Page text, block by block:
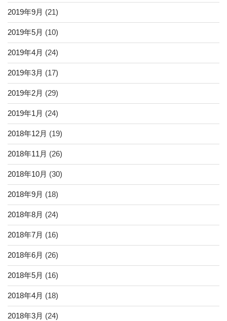
2019年9月 (21)
2019年5月 (10)
2019年4月 (24)
2019年3月 (17)
2019年2月 (29)
2019年1月 (24)
2018年12月 (19)
2018年11月 (26)
2018年10月 (30)
2018年9月 (18)
2018年8月 (24)
2018年7月 (16)
2018年6月 (26)
2018年5月 (16)
2018年4月 (18)
2018年3月 (24)